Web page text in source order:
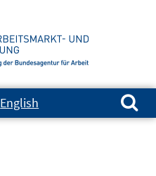
English
Suchen nach: